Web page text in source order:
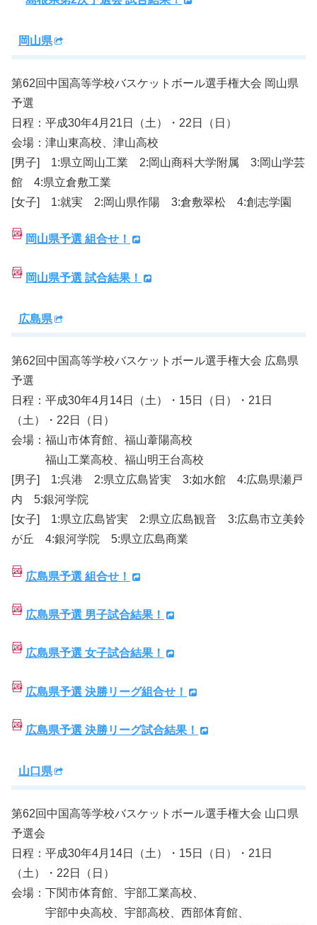
岡山県
第62回中国高等学校バスケットボール選手権大会 岡山県
予選
日程：平成30年4月21日（土）・22日（日）
会場：津山東高校、津山高校
[男子] 1:県立岡山工業 2:岡山商科大学附属 3:岡山学芸
館 4:県立倉敷工業
[女子] 1:就実 2:岡山県作陽 3:倉敷翠松 4:創志学園
岡山県予選 組合せ！
岡山県予選 試合結果！
広島県
第62回中国高等学校バスケットボール選手権大会 広島県
予選
日程：平成30年4月14日（土）・15日（日）・21日
（土）・22日（日）
会場：福山市体育館、福山葦陽高校
福山工業高校、福山明王台高校
[男子] 1:呉港 2:県立広島皆実 3:如水館 4:広島県瀬戸
内 5:銀河学院
[女子] 1:県立広島皆実 2:県立広島観音 3:広島市立美鈴
が丘 4:銀河学院 5:県立広島商業
広島県予選 組合せ！
広島県予選 男子試合結果！
広島県予選 女子試合結果！
広島県予選 決勝リーグ組合せ！
広島県予選 決勝リーグ試合結果！
山口県
第62回中国高等学校バスケットボール選手権大会 山口県
予選会
日程：平成30年4月14日（土）・15日（日）・21日
（土）・22日（日）
会場：下関市体育館、宇部工業高校、
宇部中央高校、宇部高校、西部体育館、